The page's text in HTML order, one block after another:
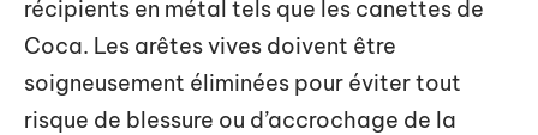
récipients en métal tels que les canettes de
Coca. Les arêtes vives doivent être
soigneusement éliminées pour éviter tout
risque de blessure ou d’accrochage de la